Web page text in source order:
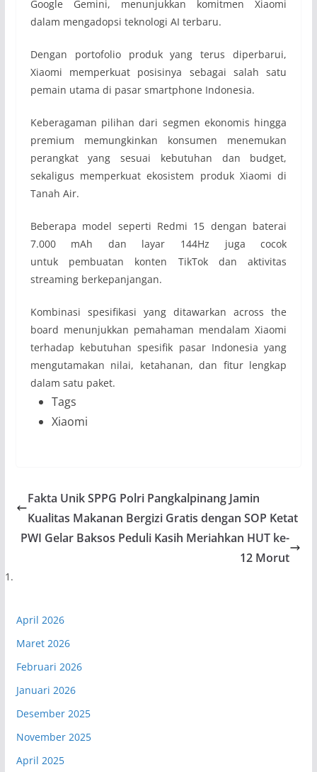
Google Gemini, menunjukkan komitmen Xiaomi
dalam mengadopsi teknologi AI terbaru.
Dengan portofolio produk yang terus diperbarui,
Xiaomi memperkuat posisinya sebagai salah satu
pemain utama di pasar smartphone Indonesia.
Keberagaman pilihan dari segmen ekonomis hingga
premium memungkinkan konsumen menemukan
perangkat yang sesuai kebutuhan dan budget,
sekaligus memperkuat ekosistem produk Xiaomi di
Tanah Air.
Beberapa model seperti Redmi 15 dengan baterai
7.000 mAh dan layar 144Hz juga cocok
untuk pembuatan konten TikTok dan aktivitas
streaming berkepanjangan.
Kombinasi spesifikasi yang ditawarkan across the
board menunjukkan pemahaman mendalam Xiaomi
terhadap kebutuhan spesifik pasar Indonesia yang
mengutamakan nilai, ketahanan, dan fitur lengkap
dalam satu paket.
Tags
Xiaomi
Fakta Unik SPPG Polri Pangkalpinang Jamin
Kualitas Makanan Bergizi Gratis dengan SOP Ketat
PWI Gelar Baksos Peduli Kasih Meriahkan HUT ke-
12 Morut
April 2026
Maret 2026
Februari 2026
Januari 2026
Desember 2025
November 2025
April 2025